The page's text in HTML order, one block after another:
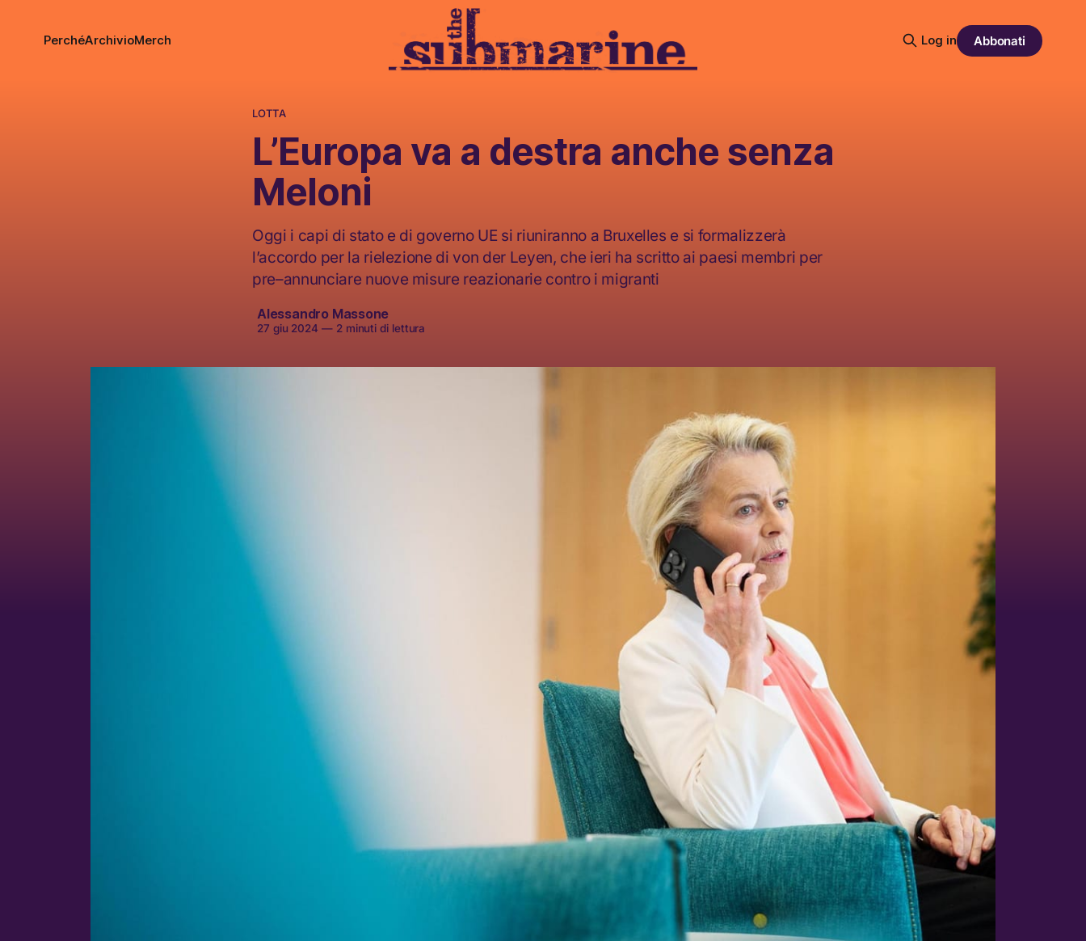
PerchéArchivioMerch Log in Abbonati
LOTTA
L’Europa va a destra anche senza
Meloni
Oggi i capi di stato e di governo UE si riuniranno a Bruxelles e si formalizzerà
l’accordo per la rielezione di von der Leyen, che ieri ha scritto ai paesi membri per
pre–annunciare nuove misure reazionarie contro i migranti
Alessandro Massone
27 giu 2024 —2 minuti di lettura